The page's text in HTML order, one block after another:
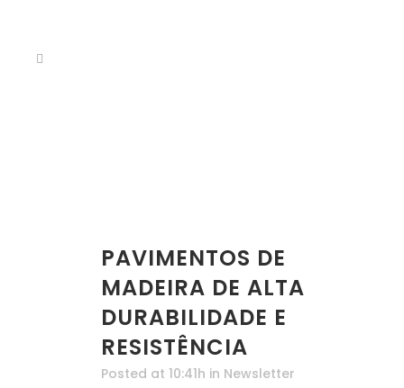
PAVIMENTOS DE
MADEIRA DE ALTA
DURABILIDADE E
RESISTÊNCIA
Posted at 10:41h in Newsletter